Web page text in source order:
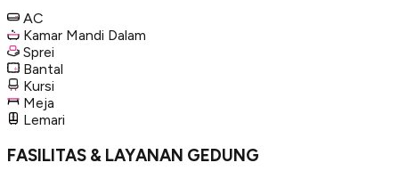
AC
Kamar Mandi Dalam
Sprei
Bantal
Kursi
Meja
Lemari
FASILITAS & LAYANAN GEDUNG